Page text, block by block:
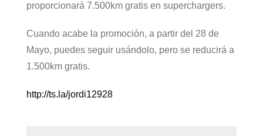
proporcionará 7.500km gratis en superchargers.
Cuando acabe la promoción, a partir del 28 de
Mayo, puedes seguir usándolo, pero se reducirá a
1.500km gratis.
http://ts.la/jordi12928